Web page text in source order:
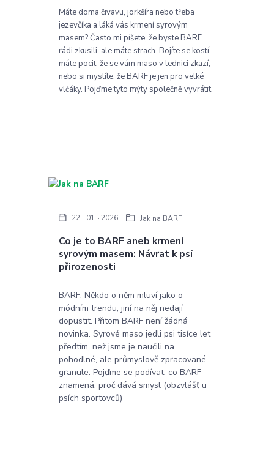
Máte doma čivavu, jorkšíra nebo třeba
jezevčíka a láká vás krmení syrovým
masem? Často mi píšete, že byste BARF
rádi zkusili, ale máte strach. Bojíte se kostí,
máte pocit, že se vám maso v lednici zkazí,
nebo si myslíte, že BARF je jen pro velké
vlčáky. Pojďme tyto mýty společně vyvrátit.
Co je to BARF aneb krmení
syrovým masem: Návrat k psí
přirozenosti
22 01 2026 Jak na BARF
BARF. Někdo o něm mluví jako o
módním trendu, jiní na něj nedají
dopustit. Přitom BARF není žádná
novinka. Syrové maso jedli psi tisíce let
předtím, než jsme je naučili na
pohodlné, ale průmyslově zpracované
granule. Pojďme se podívat, co BARF
znamená, proč dává smysl (obzvlášť u
psích sportovců)